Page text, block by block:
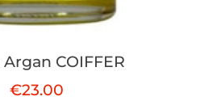
COIFFER
€23.00